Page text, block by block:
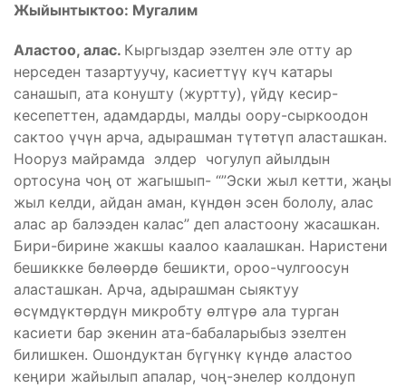
Жыйынтыктоо: Мугалим
Аластоо, алас. Кыргыздар эзелтен эле отту ар
нерседен тазартуучу, касиеттүү күч катары
санашып, ата конушту (журтту), үйдү кесир-
кесепеттен, адамдарды, малды оору-сыркоодон
сактоо үчүн арча, адырашман түтөтүп аласташкан.
Нооруз майрамда элдер чогулуп айылдын
ортосуна чоң от жагышып- “”Эски жыл кетти, жаңы
жыл келди, айдан аман, күндөн эсен бололу, алас
алас ар балээден калас” деп аластоону жасашкан.
Бири-бирине жакшы каалоо каалашкан. Наристени
бешиккке бөлөөрдө бешикти, ороо-чулгоосун
аласташкан. Арча, адырашман сыяктуу
өсүмдүктөрдүн микробту өлтүрө ала турган
касиети бар экенин ата-бабаларыбыз эзелтен
билишкен. Ошондуктан бүгүнкү күндө аластоо
кеңири жайылып апалар, чоң-энелер колдонуп